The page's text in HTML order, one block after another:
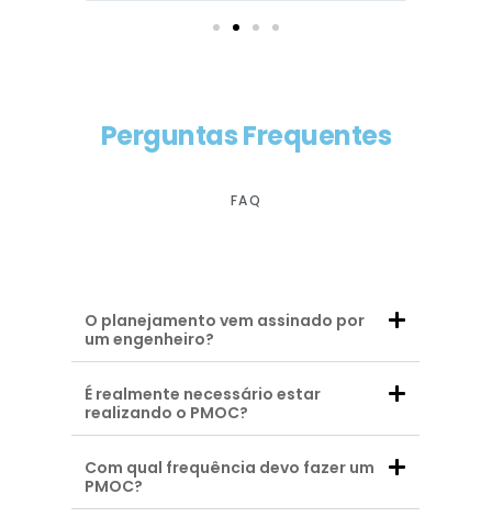
Perguntas Frequentes
FAQ
O planejamento vem assinado por
um engenheiro?
É realmente necessário estar
realizando o PMOC?
Com qual frequência devo fazer um
PMOC?